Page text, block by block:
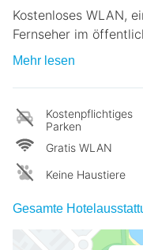
Kostenloses WLAN,
Fernseher im
Mehr lesen
Kostenpflichtiges
Parken
Gratis WLAN
Keine Haustiere
Gesamte